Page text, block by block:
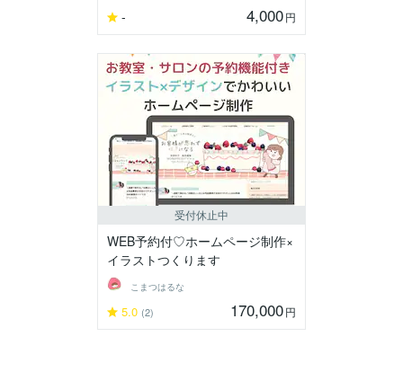
- 4,000円
受付休止中
WEB予約付♡ホームページ制作×
イラストつくります
こまつはるな
5.0 (2) 170,000円